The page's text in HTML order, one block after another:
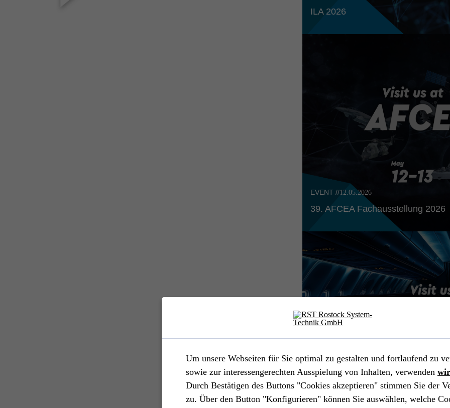
ILA 2026
EVENT //12.05.2026
39. AFCEA Fachausstel­lung 2026
EVENT //14.04.2026
Um unsere Webseiten für Sie optimal zu gestalten und fortlaufend zu
sowie zur interessengerechten Ausspielung von Inhalten, verwenden wir
Durch Bestätigen des Buttons "Cookies akzeptieren" stimmen Sie der
zu. Über den Button "Konfigurieren" können Sie auswählen, welche